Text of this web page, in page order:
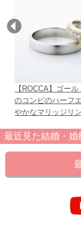
【ROCCA】ゴー
のコンビのハーフ
やかなマリッジリ
最近見た結婚・婚